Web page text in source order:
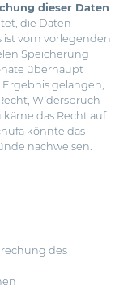
dieser Daten
die Daten
ist vom vorlegenden
Speicherung
überhaupt
Ergebnis gelangen,
Widerspruch
das Recht auf
könnte das
nachweisen.
des